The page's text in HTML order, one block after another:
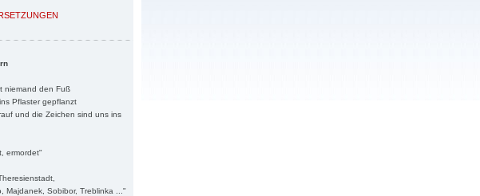
niemand den Fuß
Pflaster gepflanzt
und die Zeichen sind uns ins
ermordet"
Majdanek, Sobibor, Treblinka ..."